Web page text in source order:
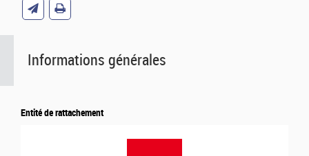
Informations générales
Entité de rattachement